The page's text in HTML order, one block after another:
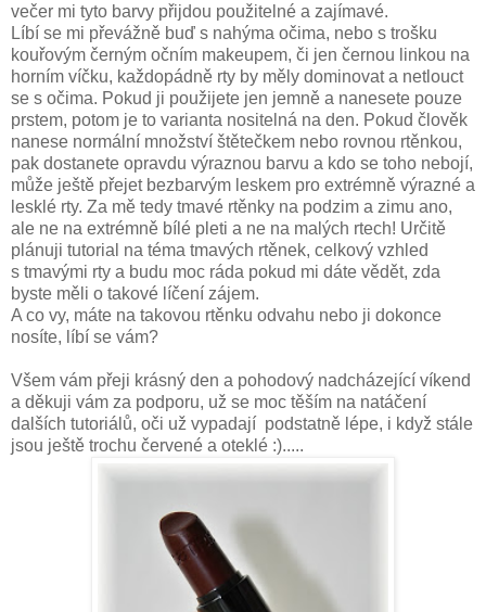
večer mi tyto barvy přijdou použitelné a zajímavé.
Líbí se mi převážně buď s nahýma očima, nebo s trošku
kouřovým černým očním makeupem, či jen černou linkou na
horním víčku, každopádně rty by měly dominovat a netlouct
se s očima. Pokud ji použijete jen jemně a nanesete pouze
prstem, potom je to varianta nositelná na den. Pokud člověk
nanese normální množství štětečkem nebo rovnou rtěnkou,
pak dostanete opravdu výraznou barvu a kdo se toho nebojí,
může ještě přejet bezbarvým leskem pro extrémně výrazné a
lesklé rty. Za mě tedy tmavé rtěnky na podzim a zimu ano,
ale ne na extrémně bílé pleti a ne na malých rtech! Určitě
plánuji tutorial na téma tmavých rtěnek, celkový vzhled
s tmavými rty a budu moc ráda pokud mi dáte vědět, zda
byste měli o takové líčení zájem.
A co vy, máte na takovou rtěnku odvahu nebo ji dokonce
nosíte, líbí se vám?
Všem vám přeji krásný den a pohodový nadcházející víkend
a děkuji vám za podporu, už se moc těším na natáčení
dalších tutoriálů, oči už vypadají podstatně lépe, i když stále
jsou ještě trochu červené a oteklé :).....